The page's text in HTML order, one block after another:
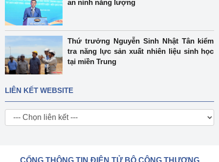
an ninh năng lượng
Thứ trưởng Nguyễn Sinh Nhật Tân kiểm
tra năng lực sản xuất nhiên liệu sinh học
tại miền Trung
LIÊN KẾT WEBSITE
CỔNG THÔNG TIN ĐIỆN TỬ BỘ CÔNG THƯƠNG